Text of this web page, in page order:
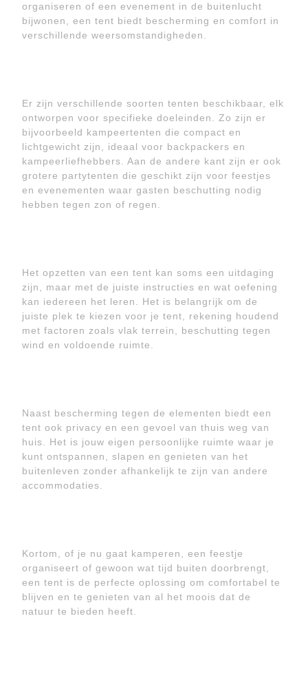
organiseren of een evenement in de buitenlucht
bijwonen, een tent biedt bescherming en comfort in
verschillende weersomstandigheden.
Er zijn verschillende soorten tenten beschikbaar, elk
ontworpen voor specifieke doeleinden. Zo zijn er
bijvoorbeeld kampeertenten die compact en
lichtgewicht zijn, ideaal voor backpackers en
kampeerliefhebbers. Aan de andere kant zijn er ook
grotere partytenten die geschikt zijn voor feestjes
en evenementen waar gasten beschutting nodig
hebben tegen zon of regen.
Het opzetten van een tent kan soms een uitdaging
zijn, maar met de juiste instructies en wat oefening
kan iedereen het leren. Het is belangrijk om de
juiste plek te kiezen voor je tent, rekening houdend
met factoren zoals vlak terrein, beschutting tegen
wind en voldoende ruimte.
Naast bescherming tegen de elementen biedt een
tent ook privacy en een gevoel van thuis weg van
huis. Het is jouw eigen persoonlijke ruimte waar je
kunt ontspannen, slapen en genieten van het
buitenleven zonder afhankelijk te zijn van andere
accommodaties.
Kortom, of je nu gaat kamperen, een feestje
organiseert of gewoon wat tijd buiten doorbrengt,
een tent is de perfecte oplossing om comfortabel te
blijven en te genieten van al het moois dat de
natuur te bieden heeft.